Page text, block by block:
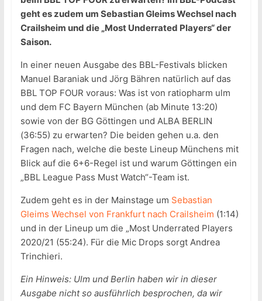
geht es zudem um Sebastian Gleims Wechsel nach
Crailsheim und die „Most Underrated Players“ der
Saison.
In einer neuen Ausgabe des BBL-Festivals blicken
Manuel Baraniak und Jörg Bähren natürlich auf das
BBL TOP FOUR voraus: Was ist von ratiopharm ulm
und dem FC Bayern München (ab Minute 13:20)
sowie von der BG Göttingen und ALBA BERLIN
(36:55) zu erwarten? Die beiden gehen u.a. den
Fragen nach, welche die beste Lineup Münchens mit
Blick auf die 6+6-Regel ist und warum Göttingen ein
„BBL League Pass Must Watch“-Team ist.
Zudem geht es in der Mainstage um Sebastian
Gleims Wechsel von Frankfurt nach Crailsheim (1:14)
und in der Lineup um die „Most Underrated Players
2020/21 (55:24). Für die Mic Drops sorgt Andrea
Trinchieri.
Ein Hinweis: Ulm und Berlin haben wir in dieser
Ausgabe nicht so ausführlich besprochen, da wir